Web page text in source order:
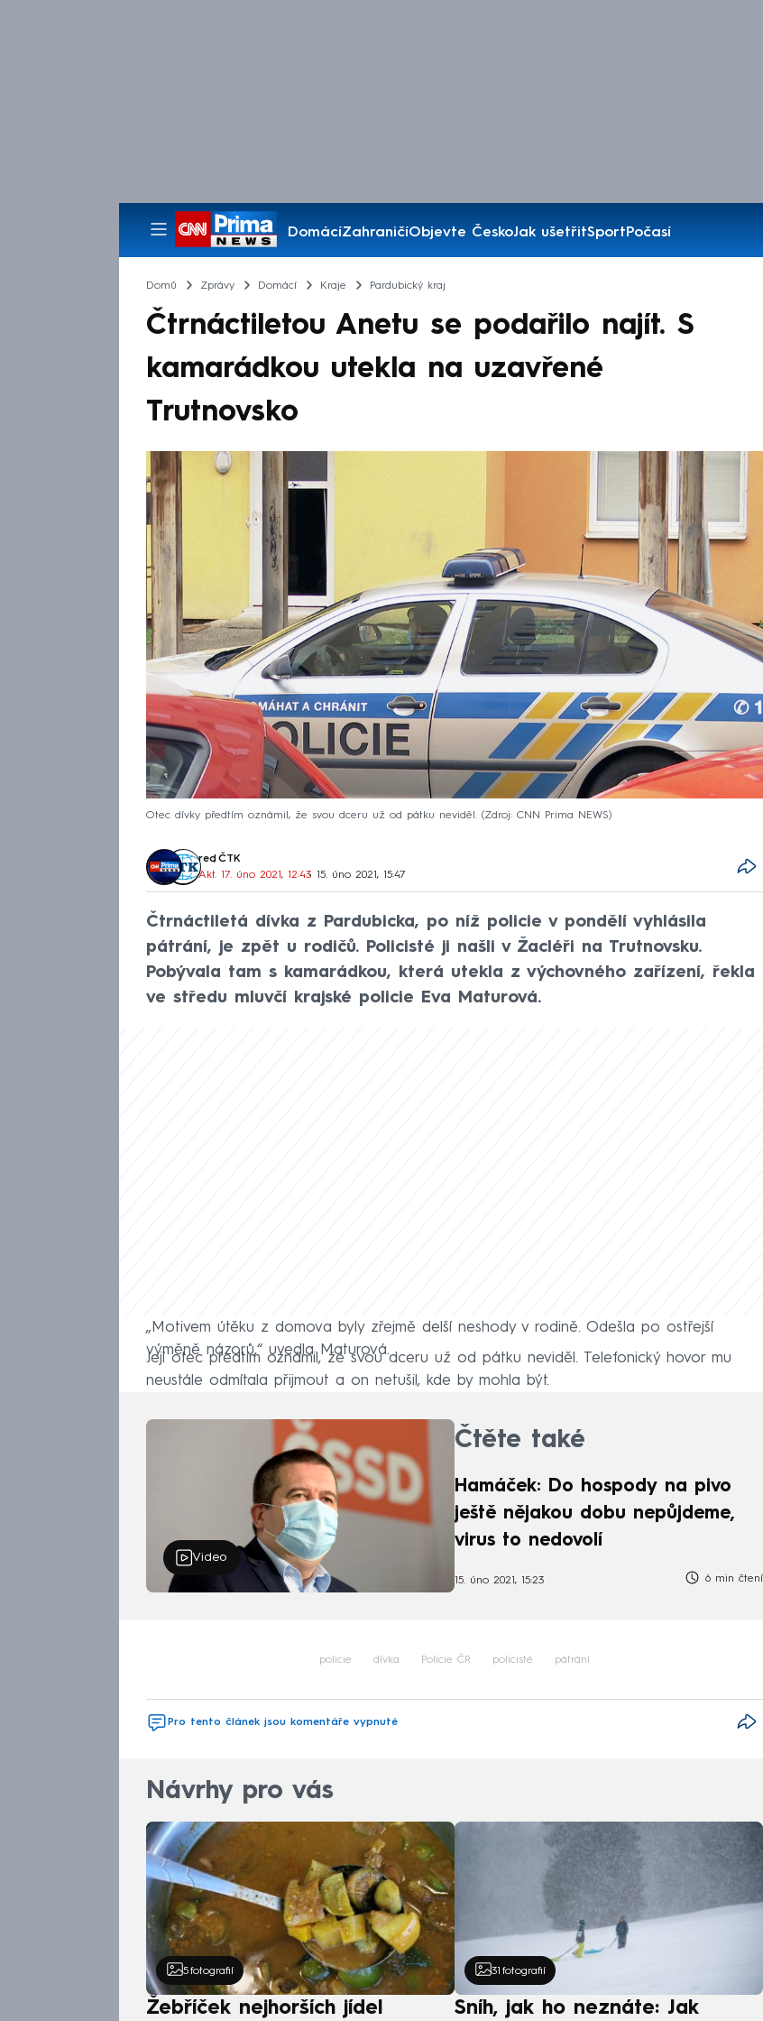
DomácíZahraničíObjevte ČeskoJak ušetřitSportPočasí
Pořady
Domů Zprávy Domácí Kraje Pardubický kraj
Čtrnáctiletou Anetu se podařilo najít. S
kamarádkou utekla na uzavřené
Trutnovsko
Otec dívky předtím oznámil, že svou dceru už od pátku neviděl. Zdroj: CNN Prima NEWS
red, ČTK
Akt. 17. úno 2021, 12:43• 15. úno 2021, 15:47
Čtrnáctiletá dívka z Pardubicka, po níž policie v pondělí vyhlásila
pátrání, je zpět u rodičů. Policisté ji našli v Žacléři na Trutnovsku.
Pobývala tam s kamarádkou, která utekla z výchovného zařízení, řekla
ve středu mluvčí krajské policie Eva Maturová.
„Motivem útěku z domova byly zřejmě delší neshody v rodině. Odešla po ostřejší
výměně názorů,“ uvedla Maturová.
Její otec předtím oznámil, že svou dceru už od pátku neviděl. Telefonický hovor mu
neustále odmítala přijmout a on netušil, kde by mohla být.
Video
Čtěte také
Hamáček: Do hospody na pivo
ještě nějakou dobu nepůjdeme,
virus to nedovolí
15. úno 2021, 15:23 6 min čtení
policie dívka Policie ČR policisté pátrání
Pro tento článek jsou komentáře vypnuté
Návrhy pro vás
5 fotografií
Žebříček nejhorších jídel
31 fotografií
Sníh, jak ho neznáte: Jak